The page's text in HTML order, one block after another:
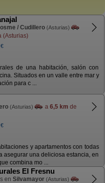
/ Cudillero (Asturias)
(Asturias)
de una habitación, salón con
Situados en un valle entre mar y
para c ...
(Asturias) a 6,5 km de
y apartamentos con todas
asegurar una deliciosa estancia, en
combina mo ...
El Fresnu
en Silvamayor (Asturias)